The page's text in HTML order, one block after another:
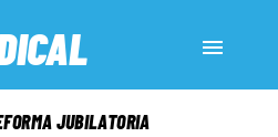
JUBILATORIA